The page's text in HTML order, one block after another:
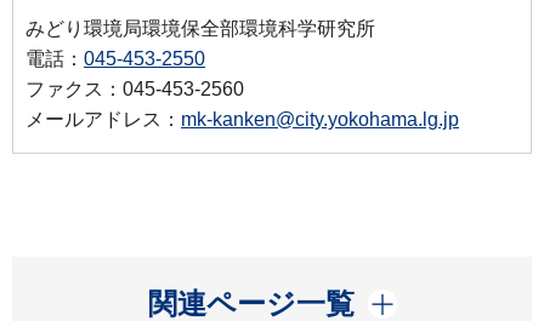
みどり環境局環境保全部環境科学研究所
電話： 045-453-2550
ファクス：045-453-2560
メールアドレス： mk-kanken@city.yokohama.lg.jp
関連ページ一覧
開く